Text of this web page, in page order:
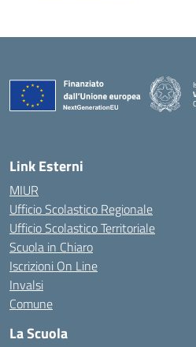
Link Esterni
MIUR
Ufficio Scolastico Regionale
Ufficio Scolastico Territoriale
Scuola in Chiaro
Iscrizioni On Line
Invalsi
Comune
La Scuola